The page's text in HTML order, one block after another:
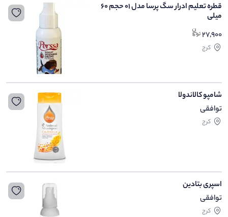
قطره تعلیم ادرار سگ پرسا مدل 01 حجم 60
میلی
27,900
کرج
شامپو کالاندولا
توافقی
کرج
اسپری بتادین
توافقی
کرج